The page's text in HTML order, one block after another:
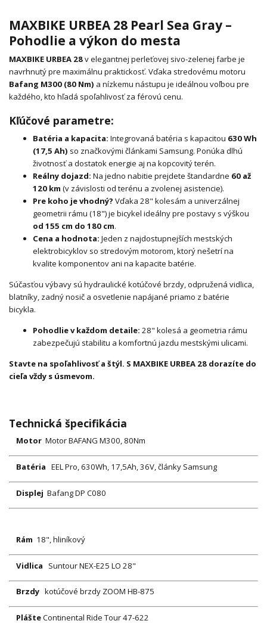
MAXBIKE URBEA 28 Pearl Sea Gray –
Pohodlie a výkon do mesta
MAXBIKE URBEA 28v elegantnej perleťovej sivo-zelenej farbe je
navrhnutý pre maximálnu praktickosť. Vďaka stredovému motoru
Bafang M300 (80 Nm) a nízkemu nástupu je ideálnou voľbou pre
každého, kto hľadá spoľahlivosť za férovú cenu.
Kľúčové parametre:
Batéria a kapacita: Integrovaná batéria s kapacitou 630 Wh
(17,5 Ah) so značkovými článkami Samsung. Ponúka dlhú
životnosť a dostatok energie aj na kopcovitý terén.
Reálny dojazd: Na jedno nabitie prejdete štandardne 60 až
120 km (v závislosti od terénu a zvolenej asistencie).
Pre koho je vhodný? Vďaka 28" kolesám a univerzálnej
geometrii rámu (18") je bicykel ideálny pre postavy s výškou
od 155 cm do 180 cm.
Cena a hodnota: Jeden z najdostupnejších mestských
elektrobicyklov so stredovým motorom, ktorý nešetrí na
kvalite komponentov ani na kapacite batérie.
Súčasťou výbavy sú hydraulické kotúčové brzdy, odpružená vidlica,
blatníky, zadný nosič a osvetlenie napájané priamo z batérie
bicykla.
Pohodlie v každom detaile: 28" kolesá a geometria rámu
zabezpečujú stabilitu a komfortnú jazdu mestskými ulicami.
Stavte na spoľahlivosť a štýl. S MAXBIKE URBEA 28 dorazíte do
cieľa vždy s úsmevom.
Technická špecifikácia
Motor Motor BAFANG M300, 80Nm
Batéria EEL Pro, 630Wh, 17,5Ah, 36V, články Samsung
Displej Bafang DP C080
Rám 18", hliníkový
Vidlica Suntour NEX-E25 LO 28"
Brzdy kotúčové brzdy ZOOM HB-875
PlášteContinental Ride Tour 47-622